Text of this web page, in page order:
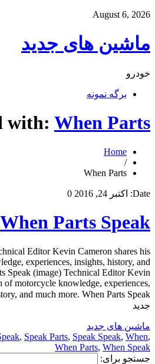
August 6, 2026
ماشین های جدید
خودرو
برگه نمونه
with: When Parts
Home
/
When Parts
Date: اکتبر 24, 2016 0
When Parts Speak
Editor Kevin Cameron shares his
experiences, insights, history, and
Speak (image) Technical Editor Kevin
of motorcycle knowledge, experiences,
جدید
ماشین های جدید
, Speak Parts, Speak Speak, When,
When Parts, When Speak
جستجو برای: